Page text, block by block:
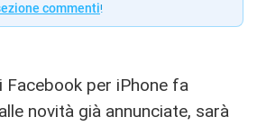
commenti!
Facebook per iPhone fa
novità già annunciate, sarà